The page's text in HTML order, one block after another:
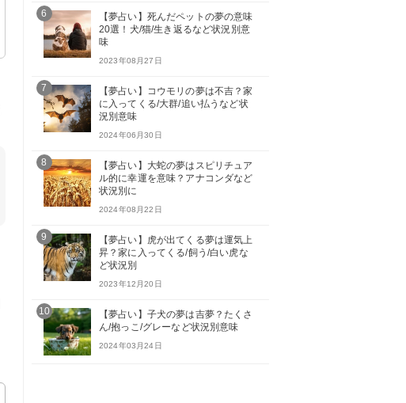
6
【夢占い】死んだペットの夢の意味
20選！犬/猫/生き返るなど状況別意
味
2023年08月27日
7
【夢占い】コウモリの夢は不吉？家
に入ってくる/大群/追い払うなど状
況別意味
2024年06月30日
8
【夢占い】大蛇の夢はスピリチュア
ル的に幸運を意味？アナコンダなど
状況別に
2024年08月22日
9
【夢占い】虎が出てくる夢は運気上
昇？家に入ってくる/飼う/白い虎な
ど状況別
2023年12月20日
10
【夢占い】子犬の夢は吉夢？たくさ
ん/抱っこ/グレーなど状況別意味
2024年03月24日